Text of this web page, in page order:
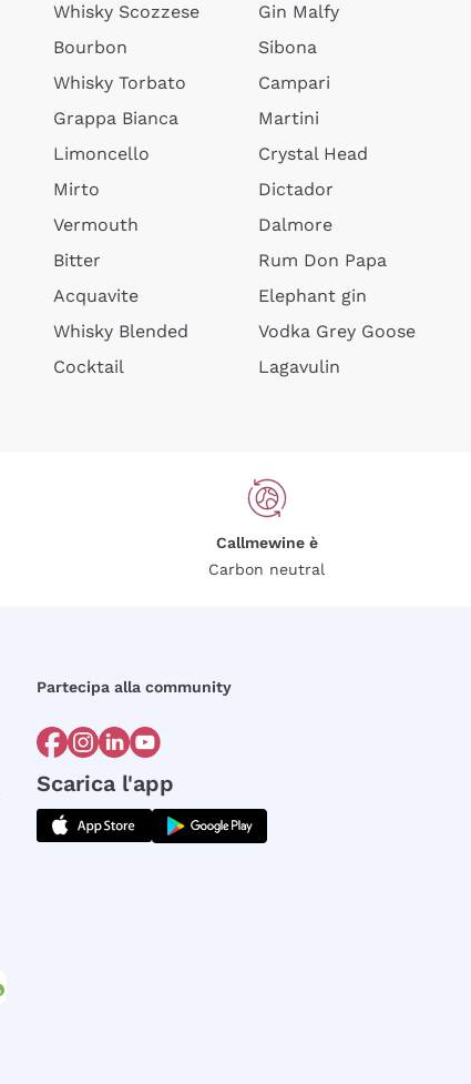
Whisky Scozzese
Bourbon
Whisky Torbato
Grappa Bianca
Limoncello
Mirto
Vermouth
Bitter
Acquavite
Whisky Blended
Cocktail
Gin Malfy
Sibona
Campari
Martini
Crystal Head
Dictador
Dalmore
Rum Don Papa
Elephant gin
Vodka Grey Goose
Lagavulin
Callmewine è
Carbon neutral
Partecipa alla community
Scarica l'app